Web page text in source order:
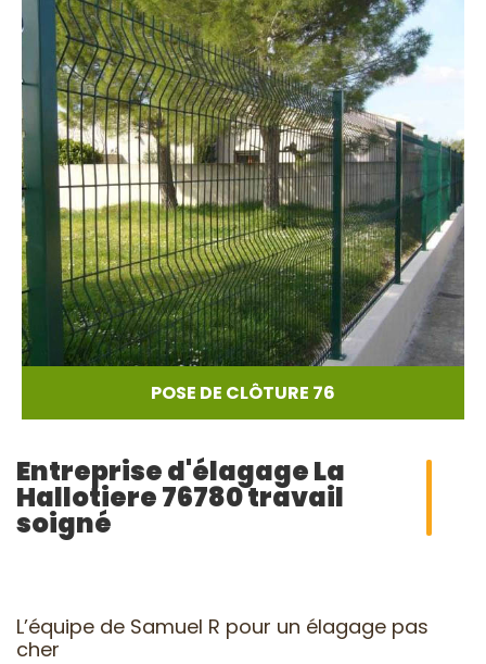
POSE DE CLÔTURE 76
Entreprise d'élagage La
Hallotiere 76780 travail
soigné
L’équipe de Samuel R pour un élagage pas
cher